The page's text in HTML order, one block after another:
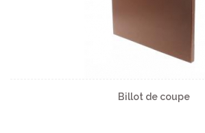
Billot de coupe